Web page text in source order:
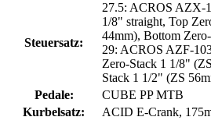
Steuersatz:
27.5: ACROS AZX-
1/8" straight, Top
44mm), Bottom
29: ACROS AZF-
Zero-Stack 1 1/8"
Stack 1 1/2" (ZS
Pedale:
CUBE PP MTB
Kurbelsatz:
ACID E-Crank,